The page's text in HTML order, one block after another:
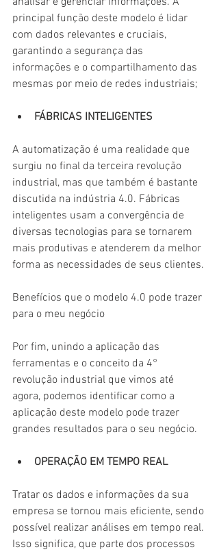
principal função deste modelo é lidar
com dados relevantes e cruciais,
garantindo a segurança das
informações e o compartilhamento das
mesmas por meio de redes industriais;
FÁBRICAS INTELIGENTES
A automatização é uma realidade que
surgiu no final da terceira revolução
industrial, mas que também é bastante
discutida na indústria 4.0. Fábricas
inteligentes usam a convergência de
diversas tecnologias para se tornarem
mais produtivas e atenderem da melhor
forma as necessidades de seus clientes.
Benefícios que o modelo 4.0 pode trazer
para o meu negócio
Por fim, unindo a aplicação das
ferramentas e o conceito da 4°
revolução industrial que vimos até
agora, podemos identificar como a
aplicação deste modelo pode trazer
grandes resultados para o seu negócio.
OPERAÇÃO EM TEMPO REAL
Tratar os dados e informações da sua
empresa se tornou mais eficiente, sendo
possível realizar análises em tempo real.
Isso significa, que parte dos processos